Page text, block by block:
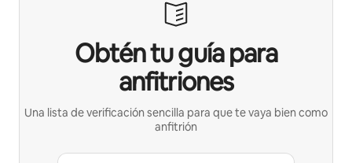
Obtén tu guía para
anfitriones
Una lista de verificación sencilla para que te vaya bien como
anfitrión